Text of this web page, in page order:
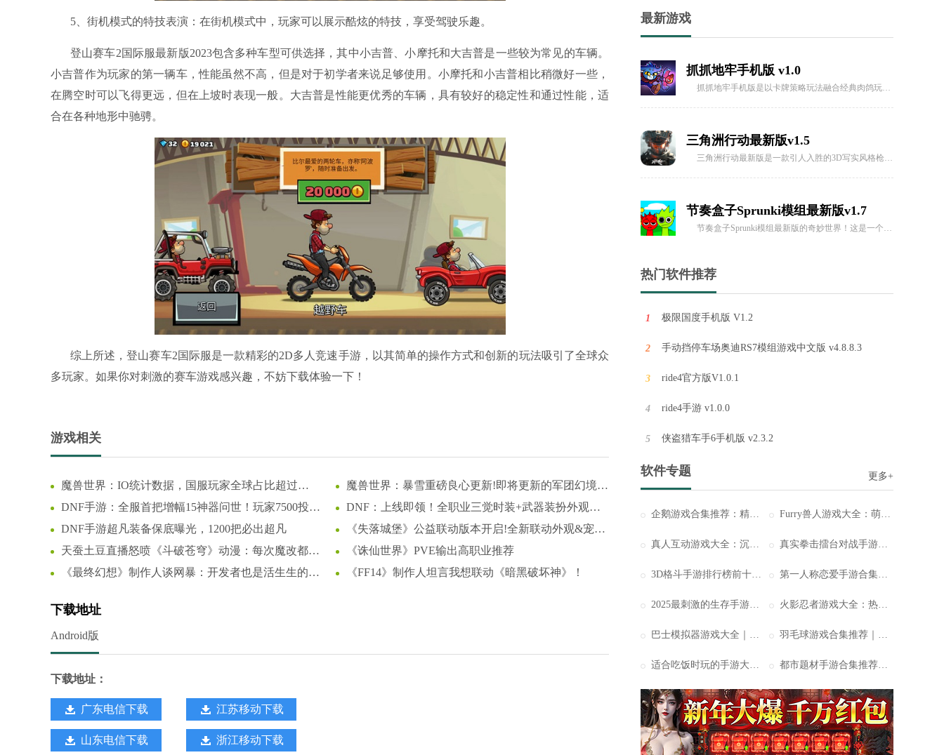
5、街机模式的特技表演：在街机模式中，玩家可以展示酷炫的特技，享受驾驶乐趣。
登山赛车2国际服最新版2023包含多种车型可供选择，其中小吉普、小摩托和大吉普是一些较为常见的车辆。
小吉普作为玩家的第一辆车，性能虽然不高，但是对于初学者来说足够使用。小摩托和小吉普相比稍微好一些，
在腾空时可以飞得更远，但在上坡时表现一般。大吉普是性能更优秀的车辆，具有较好的稳定性和通过性能，适
合在各种地形中驰骋。
综上所述，登山赛车2国际服是一款精彩的2D多人竞速手游，以其简单的操作方式和创新的玩法吸引了全球众
多玩家。如果你对刺激的赛车游戏感兴趣，不妨下载体验一下！
游戏相关
魔兽世界：IO统计数据，国服玩家全球占比超过
44%，怀旧服占比更高
魔兽世界：暴雪重磅良心更新!即将更新的军团幻境大
改动，这下真成爽游了!
DNF手游：全服首把增幅15神器问世！玩家7500投入
狂赚66万
DNF：上线即领！全职业三觉时装+武器装扮外观一
览，奶枪奇美拉首次免费送！
DNF手游超凡装备保底曝光，1200把必出超凡
《失落城堡》公益联动版本开启!全新联动外观&宠物
登场!
天蚕土豆直播怒喷《斗破苍穹》动漫：每次魔改都让
我背锅
《诛仙世界》PVE输出高职业推荐
《最终幻想》制作人谈网暴：开发者也是活生生的
《FF14》制作人坦言我想联动《暗黑破坏神》！
下载地址
Android版
下载地址：
广东电信下载 江苏移动下载
山东电信下载 浙江移动下载
最新游戏
三角洲行动最新版v1.5
节奏盒子Sprunki模组最新版v1.7
穿越火线云游戏最新版v5.0.5
机甲恐龙城市狂暴官方版 v1.5
三角洲行动最新版是一款引人入胜的3D写实风格枪战射击游戏。玩家将化身为顶尖的阻击手，潜入原始森林进行激烈的战斗，接受各种复杂多变的任务。
节奏盒子Sprunki模组最新版的奇妙世界！这是一个由热爱音乐的玩家们自主创作的模组，不仅带来了多种多样的角色选择，还为你提供了自由挑战音乐关卡的机会。
热门软件推荐
1 极限国度手机版 V1.2
2 手动挡停车场奥迪RS7模组游戏中文版 v4.8.8.3
3 ride4官方版V1.0.1
4 ride4手游 v1.0.0
5 侠盗猎车手6手机版 v2.3.2
软件专题 更多+
企鹅游戏合集推荐：精选多款可爱企鹅主题手游 Furry兽人游戏大全：萌力爆棚与幻想交织的奇趣兽化世界
真人互动游戏大全：沉浸式演绎你的专属人生 真实拳击擂台对战手游大全：热血拳台激战来袭
3D格斗手游排行榜前十名：极致打击感与视觉震撼并存的动作盛宴 第一人称恋爱手游合集：开启你的专属甜蜜邂逅
2025最刺激的生存手游排行榜TOP10：体验真正的荒野求生之路 火影忍者游戏大全：热血羁绊与忍道传承的全新体验
巴士模拟器游戏大全｜沉浸式驾驶体验与真实还原的城市旅程 羽毛球游戏合集推荐｜畅享指尖竞技与运动激情
适合吃饭时玩的手游大全推荐：轻松畅玩，边吃边享乐 都市题材手游合集推荐：沉浸式现代都市冒险体验